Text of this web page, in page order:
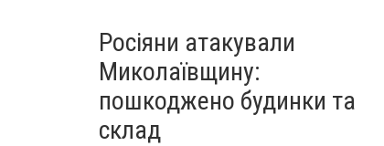
Росіяни атакували
Миколаївщину:
пошкоджено будинки та
склад